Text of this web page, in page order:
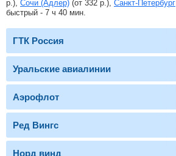
р. ), Сочи (Адлер) (от 332 р. ), Санкт-Петербург
быстрый - 7 ч 40 мин.
ГТК Россия
Уральские авиалинии
Аэрофлот
Ред Вингс
Норд винд